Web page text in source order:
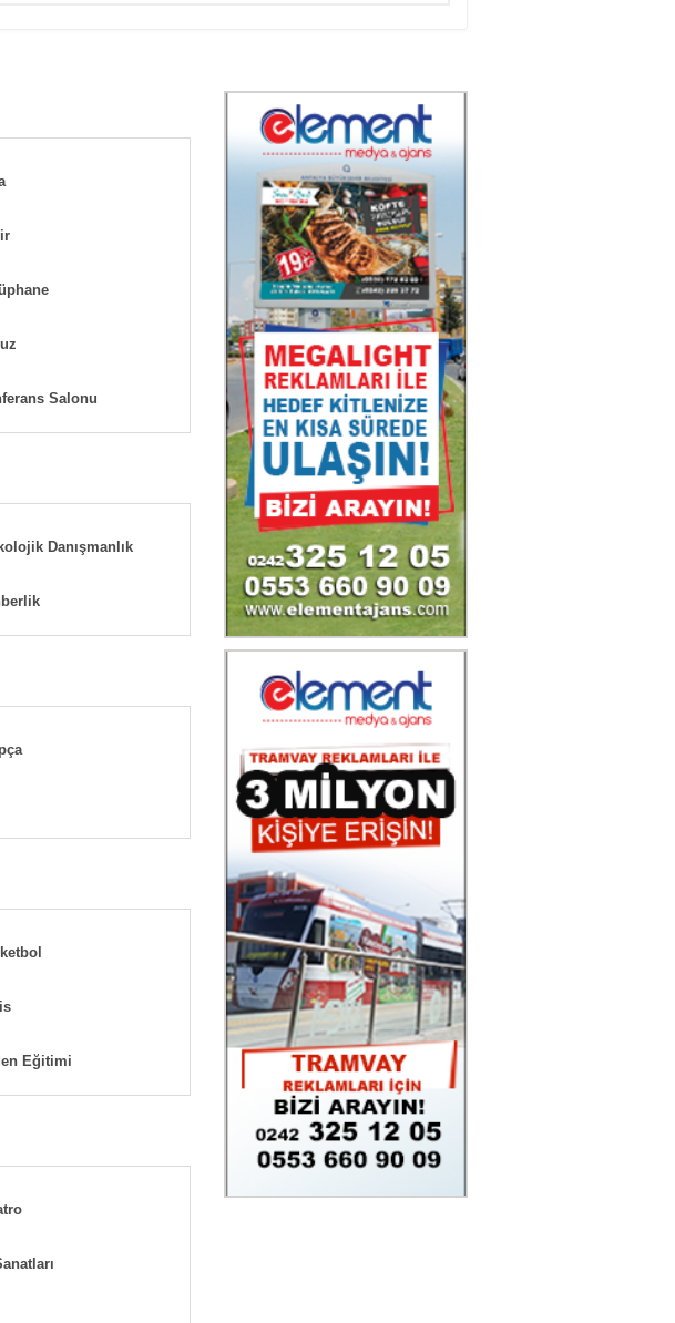
Salonu
Danışmanlık
Eğitimi